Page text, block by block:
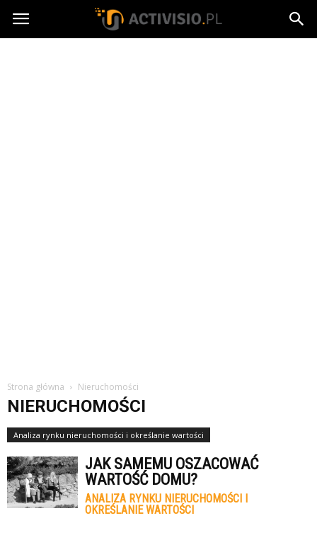
Activisio.pl
Strona główna Nieruchomości
NIERUCHOMOŚCI
Analiza rynku nieruchomości i określanie wartości
JAK SAMEMU OSZACOWAĆ
WARTOŚĆ DOMU?
ANALIZA RYNKU NIERUCHOMOŚCI I
OKREŚLANIE WARTOŚCI